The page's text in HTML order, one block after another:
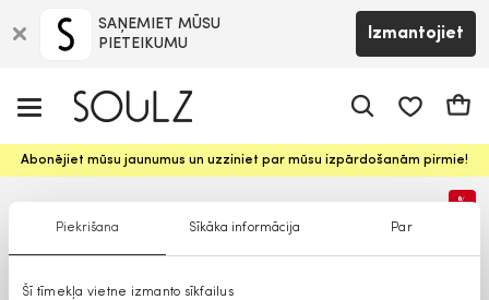
Piekrišana Sīkāka informācija Par
Šī tīmekļa vietne izmanto sīkfailus
SAŅEMIET MŪSU
PIETEIKUMU
Izmantojiet
Abonējiet mūsu jaunumus un uzziniet par mūsu izpārdošanām pirmie!
%